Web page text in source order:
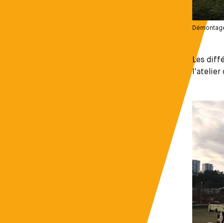
Les
l'atelier
Média